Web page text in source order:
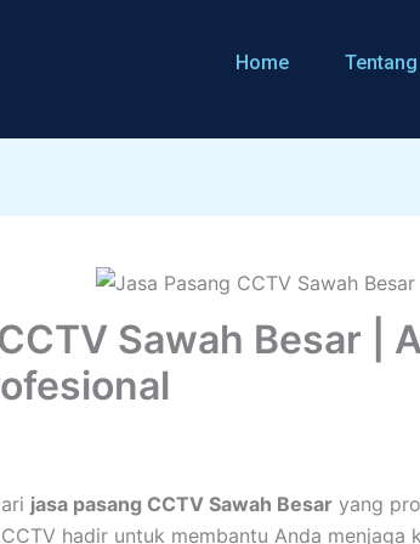
Home
Sawah Besar |
jasa pasang CCTV Sawah Besar yang
hadir untuk membantu Anda menjaga